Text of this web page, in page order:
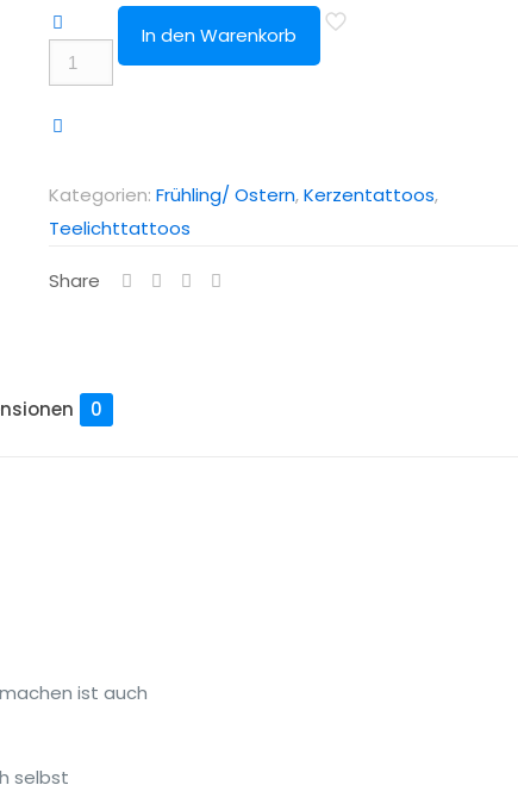
Kerzentattoo
Teelicht
Frühling
In den Warenkorb
Kategorien: Frühling/ Ostern,Kerzentattoos,
Teelichttattoos
Share
0
ist auch
selbst